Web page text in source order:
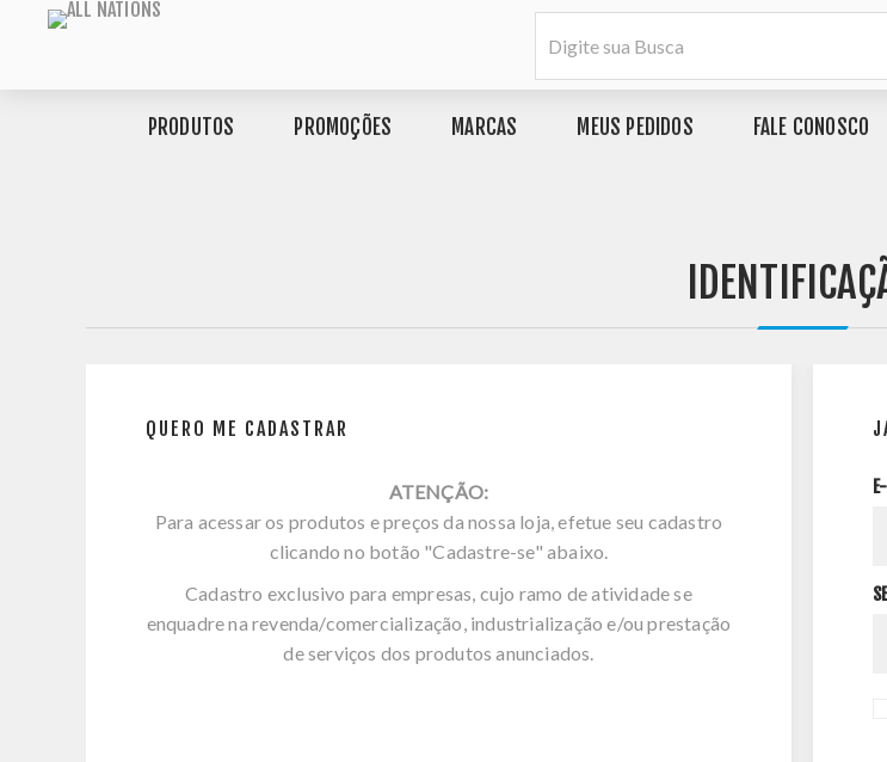
PRODUTOS PROMOÇÕES MARCAS MEUS PEDIDOS FALE CONOSCO
QUERO ME CADASTRAR
ATENÇÃO:
Para acessar os produtos e preços da nossa loja, efetue seu cadastro
clicando no botão "Cadastre-se" abaixo.
Cadastro exclusivo para empresas, cujo ramo de atividade se
enquadre na revenda/comercialização, industrialização e/ou prestação
de serviços dos produtos anunciados.